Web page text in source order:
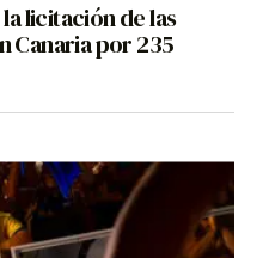
licitación de las
Canaria por 235